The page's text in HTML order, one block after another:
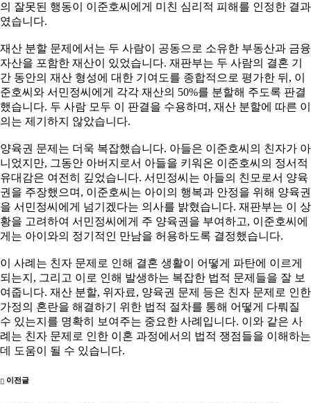
의 잘못된 행동이 이준호씨에게 미친 심리적 피해를 인정한 결과
였습니다.
재산 분할 문제에서는 두 사람이 공동으로 소유한 부동산과 금융
자산을 포함한 재산이 있었습니다. 재판부는 두 사람의 결혼 기
간 동안의 재산 형성에 대한 기여도를 종합적으로 평가한 뒤, 이
준호씨와 서민정씨에게 각각 재산의 50%를 분할해 주도록 판결
했습니다. 두 사람 모두 이 판결을 수용하며, 재산 분할에 따른 이
의는 제기하지 않았습니다.
양육권 문제는 더욱 복잡했습니다. 아들은 이준호씨의 친자가 아
니었지만, 그동안 아버지로서 아들을 키워온 이준호씨의 정서적
유대감은 여전히 깊었습니다. 서민정씨는 아들의 친모로서 양육
권을 주장했으며, 이준호씨는 아이의 행복과 안정을 위해 양육권
을 서민정씨에게 넘기겠다는 의사를 밝혔습니다. 재판부는 이 상
황을 고려하여 서민정씨에게 주 양육권을 부여하고, 이준호씨에
게는 아이와의 정기적인 만남을 허용하도록 결정했습니다.
이 사례는 친자 문제로 인해 결혼 생활이 어떻게 파탄에 이르게
되는지, 그리고 이로 인해 발생하는 복잡한 법적 문제들을 잘 보
여줍니다. 재산 분할, 위자료, 양육권 문제 등은 친자 문제로 인한
가정의 혼란을 해결하기 위한 법적 절차를 통해 어떻게 다뤄질
수 있는지를 명확히 보여주는 중요한 사례입니다. 이와 같은 사
례는 친자 문제로 인한 이혼 과정에서의 법적 쟁점들을 이해하는
데 도움이 될 수 있습니다.
이전글